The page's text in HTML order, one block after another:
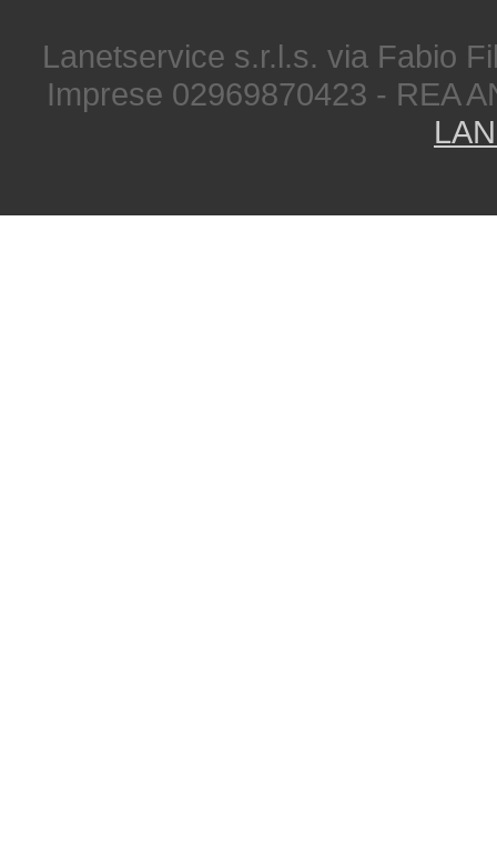
Lanetservice s.r.l.s. via Fabio
Imprese 02969870423 - REA